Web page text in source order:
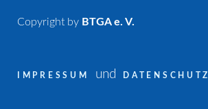
Copyright by BTGA e. V.
IMPRESSUM und DATENSCHUTZ